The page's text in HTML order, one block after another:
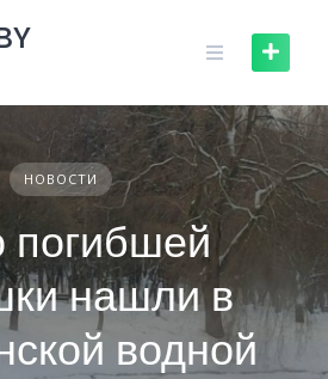
НОВОСТИ
погибшей
нашли в
водной